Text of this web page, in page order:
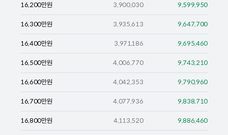
16,200만원 3,900,030 9,599,950
16,300만원 3,935,613 9,647,700
16,400만원 3,971,186 9,695,460
16,500만원 4,006,770 9,743,210
16,600만원 4,042,353 9,790,960
16,700만원 4,077,936 9,838,710
16,800만원 4,113,520 9,886,460